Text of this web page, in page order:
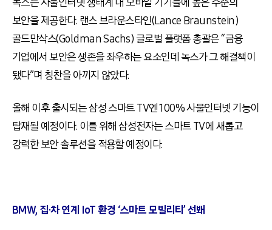
보안을 제공한다. 랜스 브라운스타인(Lance Braunstein)
골드만삭스(Goldman Sachs) 글로벌 플랫폼 총괄은 “금융
기업에서 보안은 생존을 좌우하는 요소인데 녹스가 그 해결책이
됐다”며 칭찬을 아끼지 않았다.
올해 이후 출시되는 삼성 스마트 TV엔 100% 사물인터넷 기능이
탑재될 예정이다. 이를 위해 삼성전자는 스마트 TV에 새롭고
강력한 보안 솔루션을 적용할 예정이다.
BMW, 집·차 연계 IoT환경 ‘스마트 모빌리티’ 선봬